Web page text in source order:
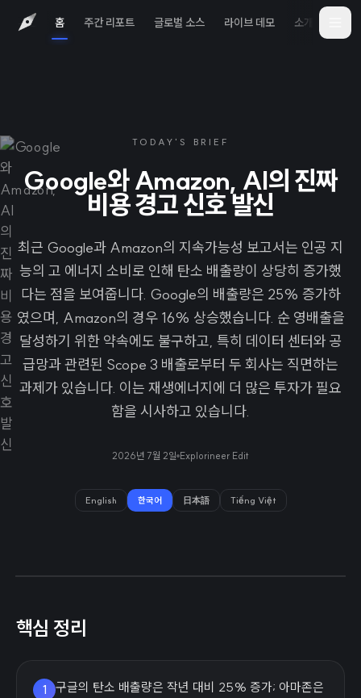
홈 주간 리포트 글로벌 소스 라이브 데모 소개
TODAY'S BRIEF
Google와 Amazon, AI의 진짜
비용 경고 신호 발신
최근 Google과 Amazon의 지속가능성 보고서는 인공 지
능의 고 에너지 소비로 인해 탄소 배출량이 상당히 증가했
다는 점을 보여줍니다. Google의 배출량은 25% 증가하
였으며, Amazon의 경우 16% 상승했습니다. 순 영배출을
달성하기 위한 약속에도 불구하고, 특히 데이터 센터와 공
급망과 관련된 Scope 3 배출로부터 두 회사는 직면하는
과제가 있습니다. 이는 재생에너지에 더 많은 투자가 필요
함을 시사하고 있습니다.
2026년 7월 2일 Explorineer Edit
English 한국어 日本語 Tiếng Việt
핵심 정리
1
구글의 탄소 배출량은 작년 대비 25% 증가; 아마존은